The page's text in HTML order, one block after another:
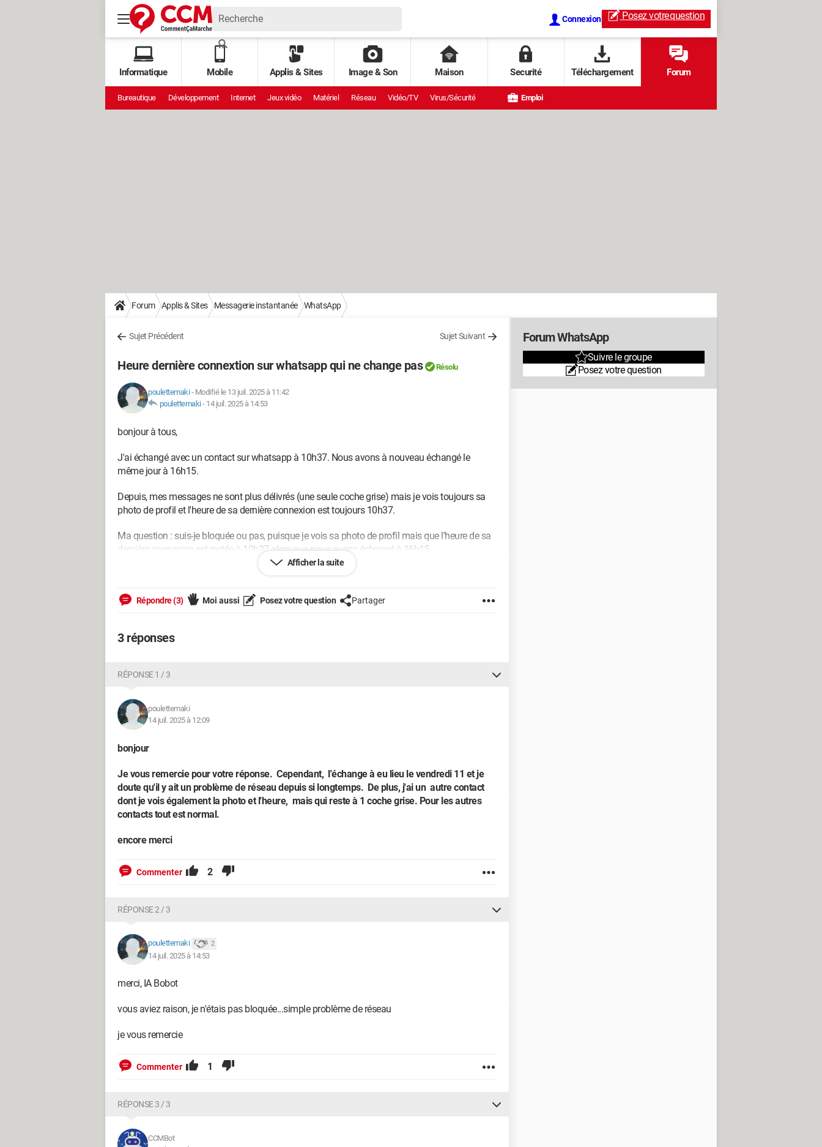
Connexion Posez votrequestion
Informatique Mobile Applis & Sites Image & Son Maison Securité Téléchargement Forum
Bureautique Développement Internet Jeux vidéo Matériel Réseau Vidéo/TV Virus/Sécurité Emploi
Forum Applis & Sites Messagerie instantanée WhatsApp
Sujet Précédent Sujet Suivant
Heure dernière connextion sur whatsapp qui ne change pas Résolu
poulettemaki- Modifié le 13 juil. 2025 à 11:42
poulettemaki- 14 juil. 2025 à 14:53
bonjour à tous,
J'ai échangé avec un contact sur whatsapp à 10h37. Nous avons à nouveau échangé le
même jour à 16h15.
Depuis, mes messages ne sont plus délivrés (une seule coche grise) mais je vois toujours sa
photo de profil et l'heure de sa dernière connexion est toujours 10h37.
Ma question : suis-je bloquée ou pas, puisque je vois sa photo de profil mais que l'heure de sa
dernière connexion est restée à 10h37 alors que nous avons échangé à 16h15.
Afficher la suite
Répondre (3) Moi aussi Posez votre question Partager
3 réponses
RÉPONSE 1 / 3
poulettemaki
14 juil. 2025 à 12:09
bonjour
Je vous remercie pour votre réponse. Cependant, l'échange à eu lieu le vendredi 11 et je
doute qu'il y ait un problème de réseau depuis si longtemps. De plus, j'ai un autre contact
dont je vois également la photo et l'heure, mais qui reste à 1 coche grise. Pour les autres
contacts tout est normal.
encore merci
Commenter 2
RÉPONSE 2 / 3
poulettemaki 2
14 juil. 2025 à 14:53
merci, IA Bobot
vous aviez raison, je n'étais pas bloquée...simple problème de réseau
je vous remercie
Commenter 1
RÉPONSE 3 / 3
CCMBot
Forum WhatsApp
Suivre le groupe
Posez votre question